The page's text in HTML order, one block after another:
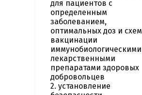
для пациентов с
определенным
заболеванием,
оптимальных доз и схем
вакцинации
иммунобиологическими
лекарственными
препаратами здоровых
добровольцев
2. установление